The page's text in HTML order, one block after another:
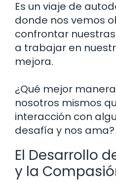
Es un viaje de
donde nos vemos
confrontar
a trabajar en
mejora.
¿Qué mejor
nosotros mismos
interacción con
desafía y nos ama?
El Desarrollo
y la